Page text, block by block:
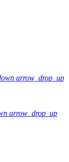
arrow_drop_up
arrow_drop_up